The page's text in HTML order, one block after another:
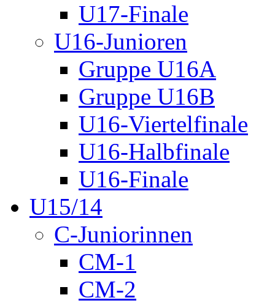
U17-Finale
U16-Junioren
Gruppe U16A
Gruppe U16B
U16-Viertelfinale
U16-Halbfinale
U16-Finale
U15/14
C-Juniorinnen
CM-1
CM-2